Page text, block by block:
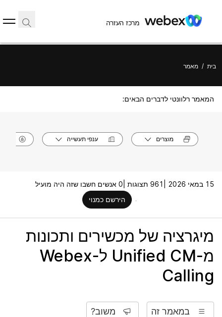
מרכז העזרה
בית / מאמר
המאמר רלוונטי לדברים הבאים:
מוצרים ענפי תעשייה
15 במאי 2026 | 961 תצוגות |
0 אנשים חשבו שזה היה מועיל
הירשם כמנוי
מיגרציה של מכשירים ותכונות
מ-Unified CM ל-Webex
Calling
במאמר זה משוב?